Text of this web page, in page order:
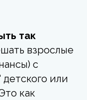
так
взрослые
с
или
как